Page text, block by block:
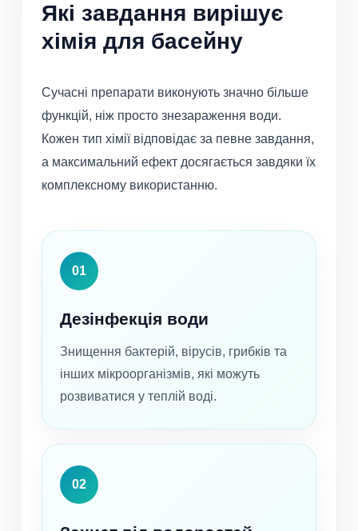
Які завдання вирішує
хімія для басейну
Сучасні препарати виконують значно більше
функцій, ніж просто знезараження води.
Кожен тип хімії відповідає за певне завдання,
а максимальний ефект досягається завдяки їх
комплексному використанню.
01
Дезінфекція води
Знищення бактерій, вірусів, грибків та
інших мікроорганізмів, які можуть
розвиватися у теплій воді.
02